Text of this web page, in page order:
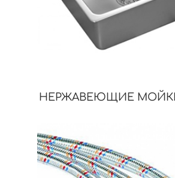
НЕРЖАВЕЮЩИЕ